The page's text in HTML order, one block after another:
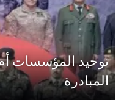
توحيد المؤسسات أم
المبادرة